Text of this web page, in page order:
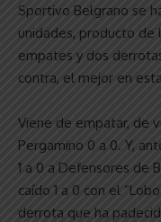
Sportivo Belgrano se
unidades, producto de
empates y dos
contra, el mejor en
Viene de empatar, de
Pergamino 0 a 0. Y,
1 a 0 a Defensores de
caído 1 a 0 con el
derrota que ha